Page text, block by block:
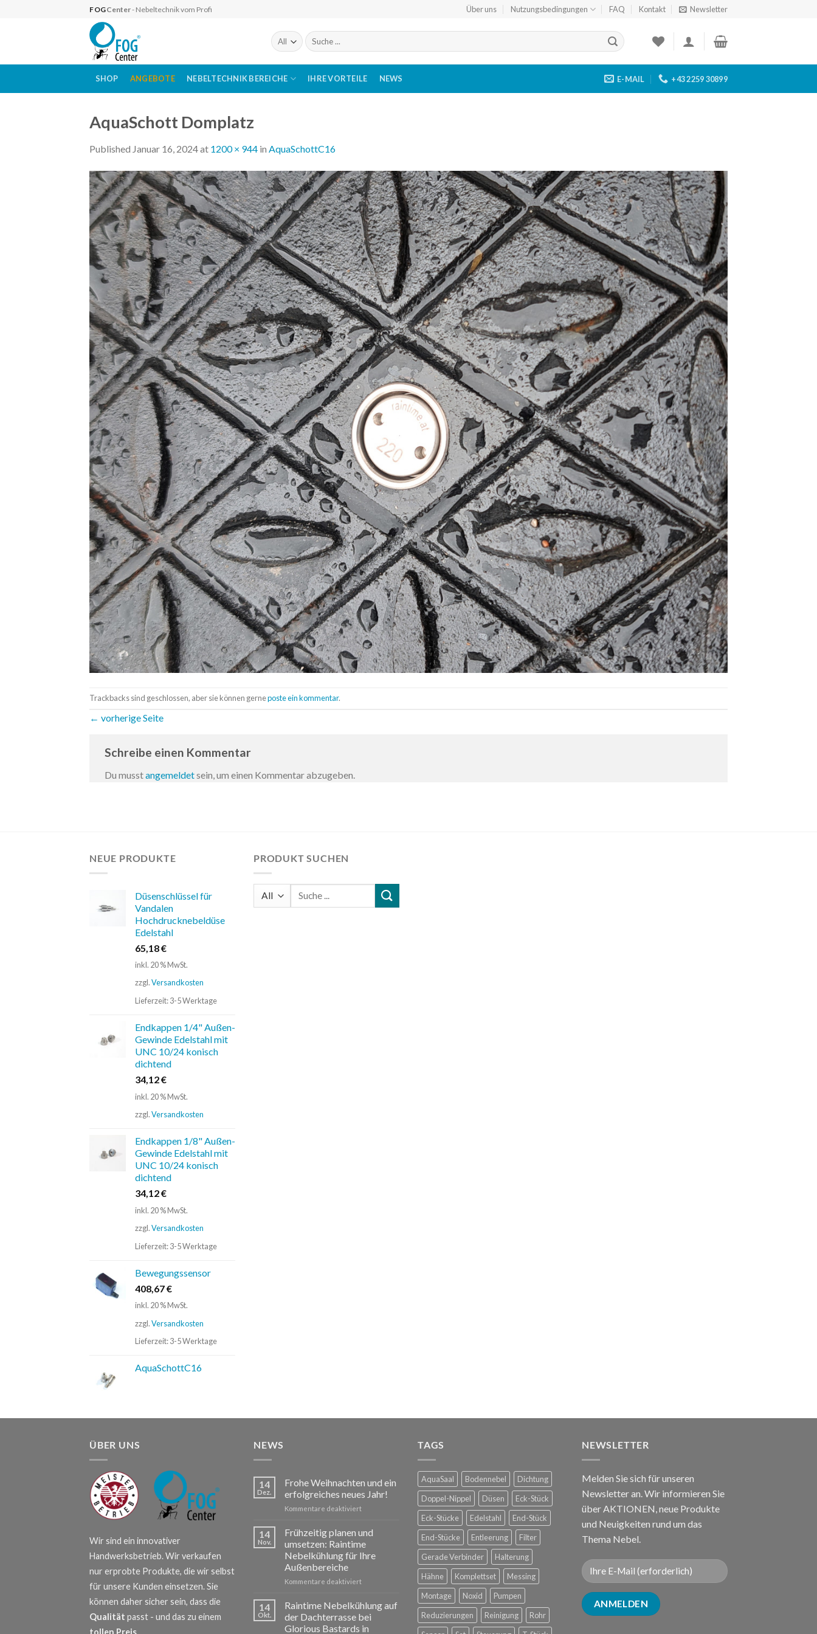
FOGCenter- Nebeltechnik vom Profi Über uns Nutzungsbedingungen FAQ Kontakt Newsletter
Suchen
nach:
SHOP ANGEBOTE NEBELTECHNIK BEREICHE IHRE VORTEILE NEWS E-MAIL +43 2259 30899
AquaSchott Domplatz
Published Januar 16, 2024at 1200 × 944 in AquaSchottC16
Trackbacks sind geschlossen, aber sie können gerneposte ein kommentar.
← vorherige Seite
Schreibe einen Kommentar
Du musstangemeldetsein, um einen Kommentar abzugeben.
NEUE PRODUKTE
Düsenschlüssel für
Vandalen
Hochdrucknebeldüse
Edelstahl
65,18€
inkl. 20 % MwSt.
zzgl.Versandkosten
Lieferzeit:3-5 Werktage
Endkappen 1/4" Außen-
Gewinde Edelstahl mit
UNC 10/24 konisch
dichtend
34,12€
inkl. 20 % MwSt.
zzgl.Versandkosten
Endkappen 1/8" Außen-
Gewinde Edelstahl mit
UNC 10/24 konisch
dichtend
34,12€
inkl. 20 % MwSt.
zzgl.Versandkosten
Lieferzeit:3-5 Werktage
Bewegungssensor
408,67€
inkl. 20 % MwSt.
zzgl.Versandkosten
Lieferzeit:3-5 Werktage
AquaSchottC16
PRODUKT SUCHEN
Suchen
ÜBER UNS
Wir sind ein innovativer
Handwerksbetrieb. Wir verkaufen
nur erprobte Produkte, die wir selbst
für unsere Kunden einsetzen. Sie
können daher sicher sein, dass die
Qualität passt - und das zu einem
NEWS
14
Dez.
Frohe Weihnachten und ein
erfolgreiches neues Jahr!
Kommentare deaktiviertfür
Weihnachten
und
ein
erfolgreiches
Jahr!
14
Nov.
Frühzeitig planen und
umsetzen: Raintime
Nebelkühlung für Ihre
Außenbereiche
Kommentare deaktiviertfür
planen
und
umsetzen:
14
Okt.
Raintime Nebelkühlung auf
der Dachterrasse bei
Glorious Bastards in
TAGS
AquaSaal Bodennebel
Dichtung
Doppel-Nippel
Düsen
Eck-Stück
Eck-Stücke
Edelstahl
End-Stück
End-Stücke
Entleerung
Filter
Gerade Verbinder
Halterung
Hähne
Komplettset
Messing
Montage
Noxid
Pumpen
Reduzierungen
Reinigung
Rohr
NEWSLETTER
Melden Sie sich für unseren
Newsletter an. Wir informieren Sie
über AKTIONEN, neue Produkte
und Neuigkeiten rund um das
Thema Nebel.